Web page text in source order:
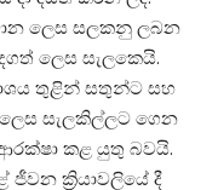
ලෙස සලකනු ලබන
ලෙස සැලකෙයි.
තුළින් සතුන්ට සහ
ලෙස සැලකිල්ලට ගෙන
කළ යුතු බවයි.
ක්‍රියාවලියේ දී